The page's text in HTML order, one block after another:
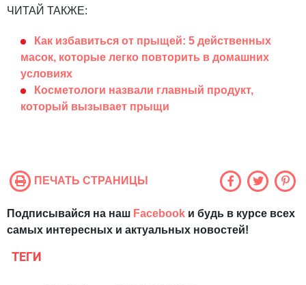
ЧИТАЙ ТАКЖЕ:
Как избавиться от прыщей: 5 действенных
масок, которые легко повторить в домашних
условиях
Косметологи назвали главный продукт,
который вызывает прыщи
ПЕЧАТЬ СТРАНИЦЫ
Подписывайся на наш Facebook и будь в курсе всех
самых интересных и актуальных новостей!
ТЕГИ